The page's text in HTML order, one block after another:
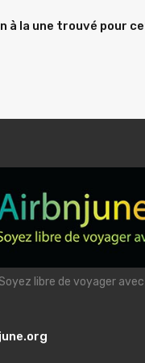
à la une trouvé pour
libre de voyager avec